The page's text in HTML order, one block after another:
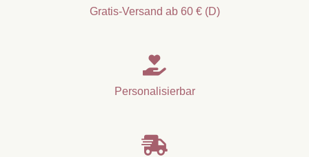
Gratis-Versand ab 60 € (D)

Personalisierbar
